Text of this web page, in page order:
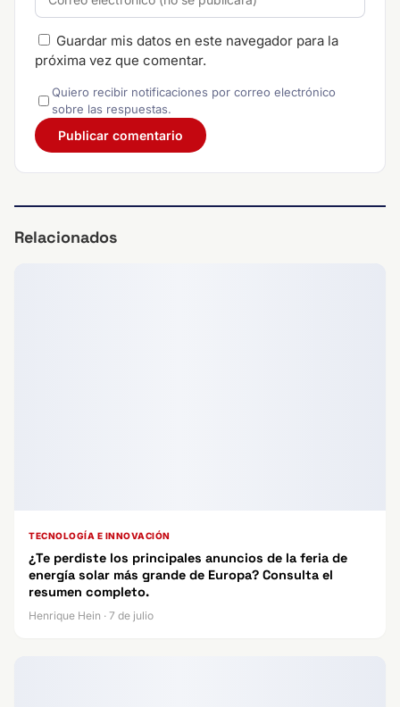
Guardar mis datos en este navegador para la
próxima vez que comentar.
Quiero recibir notificaciones por correo electrónico
sobre las respuestas.
Relacionados
TECNOLOGÍA E INNOVACIÓN
¿Te perdiste los principales anuncios de la feria de
energía solar más grande de Europa? Consulta el
resumen completo.
Henrique Hein · 7 de julio